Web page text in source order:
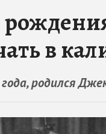
в
родился